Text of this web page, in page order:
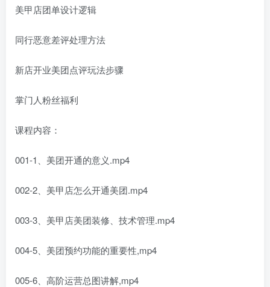
美甲店团单设计逻辑
同行恶意差评处理方法
新店开业美团点评玩法步骤
掌门人粉丝福利
课程内容：
001-1、美团开通的意义.mp4
002-2、美甲店怎么开通美团.mp4
003-3、美甲店美团装修、技术管理.mp4
004-5、美团预约功能的重要性,mp4
005-6、高阶运营总图讲解,mp4